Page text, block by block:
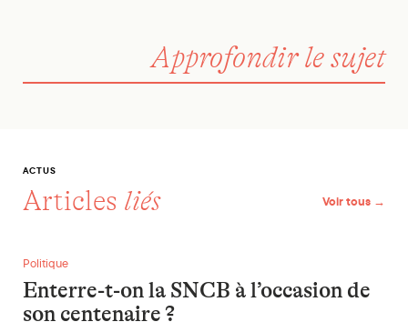
Approfondir le sujet
ACTUS
Articles liés Voir tous →
Enterre-t-on la SNCB à l’occasion de son centenaire ?
Politique
Enterre-t-on la SNCB à l’occasion de
son centenaire ?